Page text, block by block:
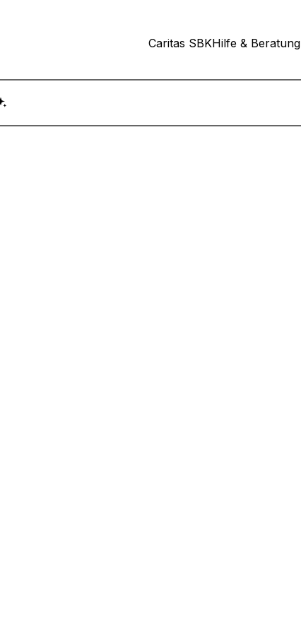
Caritas SBKHilfe & Beratung
Wie kann ich einen Termin für ein